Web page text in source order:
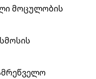
მოცულობის